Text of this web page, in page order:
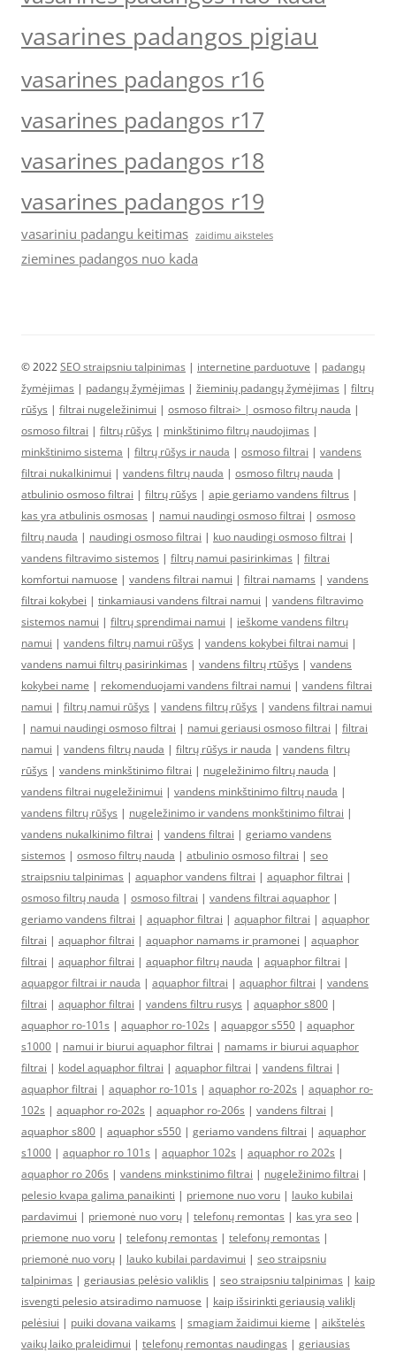
vasarines padangos pigiau
vasarines padangos r16
vasarines padangos r17
vasarines padangos r18
vasarines padangos r19
vasariniu padangu keitimas zaidimu aiksteles
ziemines padangos nuo kada
© 2022SEO straipsniu talpinimas | internetine parduotuve | padangų
žymėjimas | padangų žymėjimas | žieminių padangų žymėjimas | filtrų
rūšys | filtrai nugeležinimui | osmoso filtrai> | osmoso filtrų nauda |
osmoso filtrai | filtrų rūšys | minkštinimo filtrų naudojimas |
minkštinimo sistema | filtrų rūšys ir nauda | osmoso filtrai | vandens
filtrai nukalkinimui | vandens filtrų nauda | osmoso filtrų nauda |
atbulinio osmoso filtrai | filtrų rūšys | apie geriamo vandens filtrus |
kas yra atbulinis osmosas | namui naudingi osmoso filtrai | osmoso
filtrų nauda | naudingi osmoso filtrai | kuo naudingi osmoso filtrai |
vandens filtravimo sistemos | filtrų namui pasirinkimas | filtrai
komfortui namuose | vandens filtrai namui | filtrai namams | vandens
filtrai kokybei | tinkamiausi vandens filtrai namui | vandens filtravimo
sistemos namui | filtrų sprendimai namui | ieškome vandens filtrų
namui | vandens filtrų namui rūšys | vandens kokybei filtrai namui |
vandens namui filtrų pasirinkimas | vandens filtrų rtūšys | vandens
kokybei name | rekomenduojami vandens filtrai namui | vandens filtrai
namui | filtrų namui rūšys | vandens filtrų rūšys | vandens filtrai namui
| namui naudingi osmoso filtrai | namui geriausi osmoso filtrai | filtrai
namui | vandens filtrų nauda | filtrų rūšys ir nauda | vandens filtrų
rūšys | vandens minkštinimo filtrai | nugeležinimo filtrų nauda |
vandens filtrai nugeležinimui | vandens minkštinimo filtrų nauda |
vandens filtrų rūšys | nugeležinimo ir vandens monkštinimo filtrai |
vandens nukalkinimo filtrai | vandens filtrai | geriamo vandens
sistemos | osmoso filtrų nauda | atbulinio osmoso filtrai | seo
straipsniu talpinimas | aquaphor vandens filtrai | aquaphor filtrai |
osmoso filtrų nauda | osmoso filtrai | vandens filtrai aquaphor |
geriamo vandens filtrai | aquaphor filtrai | aquaphor filtrai | aquaphor
filtrai | aquaphor filtrai | aquaphor namams ir pramonei | aquaphor
filtrai | aquaphor filtrai | aquaphor filtrų nauda | aquaphor filtrai |
aquapgor filtrai ir nauda | aquaphor filtrai | aquaphor filtrai | vandens
filtrai | aquaphor filtrai | vandens filtru rusys | aquaphor s800 |
aquaphor ro-101s | aquaphor ro-102s | aquapgor s550 | aquaphor
s1000 | namui ir biurui aquaphor filtrai | namams ir biurui aquaphor
filtrai | kodel aquaphor filtrai | aquaphor filtrai | vandens filtrai |
aquaphor filtrai | aquaphor ro-101s | aquaphor ro-202s | aquaphor ro-
102s | aquaphor ro-202s | aquaphor ro-206s | vandens filtrai |
aquaphor s800 | aquaphor s550 | geriamo vandens filtrai | aquaphor
s1000 | aquaphor ro 101s | aquaphor 102s | aquaphor ro 202s |
aquaphor ro 206s | vandens minkstinimo filtrai | nugeležinimo filtrai |
pelesio kvapa galima panaikinti | priemone nuo voru | lauko kubilai
pardavimui | priemonė nuo vorų | telefonų remontas | kas yra seo |
priemone nuo voru | telefonų remontas | telefonų remontas |
priemonė nuo vorų | lauko kubilai pardavimui | seo straipsniu
talpinimas | geriausias pelėsio valiklis | seo straipsniu talpinimas | kaip
isvengti pelesio atsiradimo namuose | kaip išsirinkti geriausią valiklį
pelėsiui | puiki dovana vaikams | smagiam žaidimui kieme | aikštelės
vaikų laiko praleidimui | telefonų remontas naudingas | geriausias